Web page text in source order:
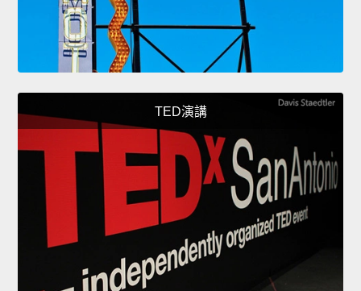
TED演講